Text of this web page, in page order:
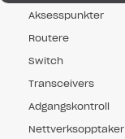
Aksesspunkter
Routere
Switch
Transceivers
Adgangskontroll
Nettverksopptaker